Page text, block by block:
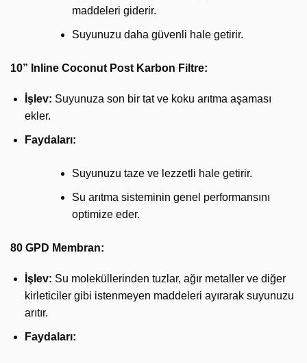
maddeleri giderir.
Suyunuzu daha güvenli hale getirir.
10” Inline Coconut Post Karbon Filtre:
İşlev: Suyunuza son bir tat ve koku arıtma aşaması
ekler.
Faydaları:
Suyunuzu taze ve lezzetli hale getirir.
Su arıtma sisteminin genel performansını
optimize eder.
80 GPD Membran:
İşlev: Su moleküllerinden tuzlar, ağır metaller ve diğer
kirleticiler gibi istenmeyen maddeleri ayırarak suyunuzu
arıtır.
Faydaları: